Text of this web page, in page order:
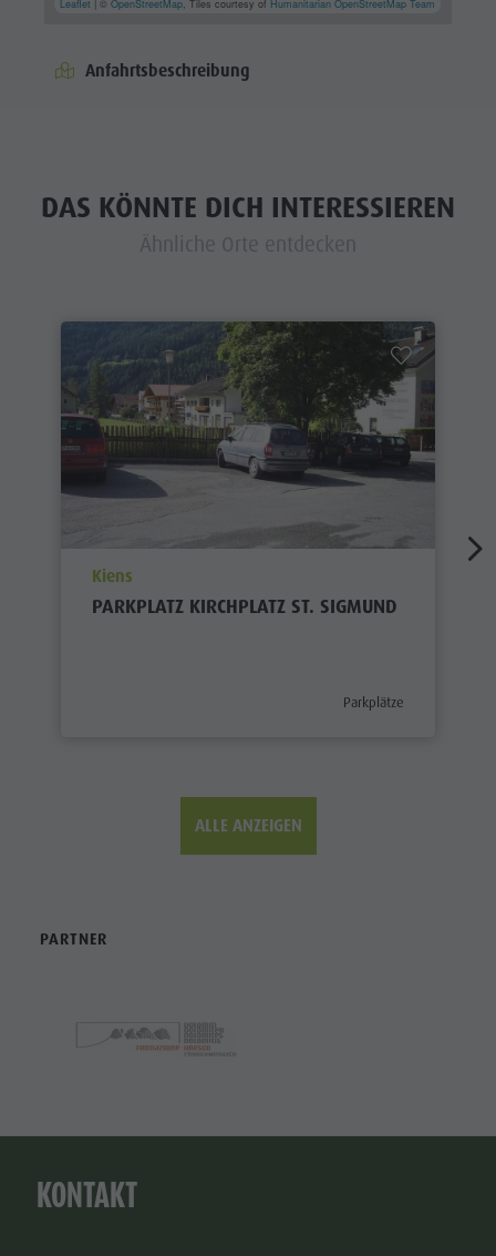
Leaflet | ©OpenStreetMap , Tiles courtesy of Humanitarian OpenStreetMap Team
Anfahrtsbeschreibung
DAS KÖNNTE DICH INTERESSIEREN
Ähnliche Orte entdecken
aria.poi_location_prefix
Kiens
PARKPLATZ KIRCHPLATZ ST. SIGMUND
aria.poi_category_prefix
Parkplätze
ALLE ANZEIGEN
PARTNER
KONTAKT